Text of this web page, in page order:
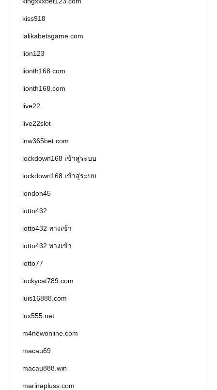
kiss918
lalikabetsgame.com
lion123
lionth168.com
lionth168.com
live22
live22slot
lnw365bet.com
lockdown168 เข้าสู่ระบบ
lockdown168 เข้าสู่ระบบ
london45
lotto432
lotto432 ทางเข้า
lotto432 ทางเข้า
lotto77
luckycat789.com
luis16888.com
lux555.net
m4newonline.com
macau69
macau888.win
marinapluss.com